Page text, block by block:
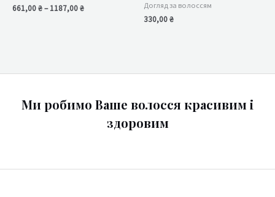
661,00₴–1187,00₴ Догляд за волоссям
330,00₴
Ми робимо Ваше волосся красивим і
здоровим